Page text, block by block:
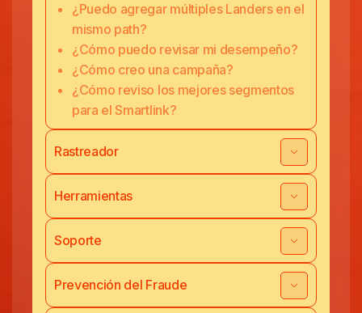
¿Puedo agregar múltiples Landers en el
mismo path?
¿Cómo puedo revisar mi desempeño?
¿Cómo creo una campaña?
¿Cómo reviso los mejores segmentos
para el Smartlink?
Rastreador
Herramientas
Soporte
Prevención del Fraude